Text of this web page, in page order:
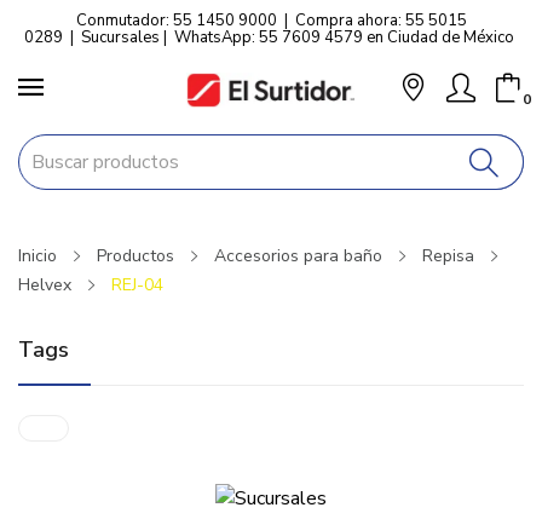
Conmutador: 55 1450 9000 | Compra ahora: 55 5015
0289 | Sucursales | WhatsApp: 55 7609 4579 en Ciudad de México
0
Inicio Productos Accesorios para baño
Repisa
Helvex
REJ-04
Tags